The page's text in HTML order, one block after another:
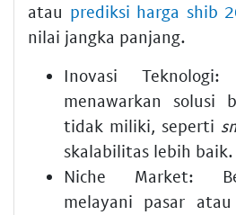
atau prediksi harga shib
nilai jangka panjang.
Inovasi Teknologi:
menawarkan solusi
tidak miliki, seperti
skalabilitas lebih baik.
Niche Market:
melayani pasar